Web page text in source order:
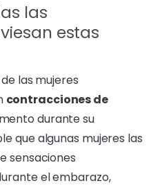
las
estas
las mujeres
contracciones de
durante su
que algunas mujeres las
sensaciones
el embarazo,